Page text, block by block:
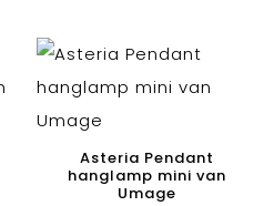
Asteria Pendant
hanglamp mini van
Umage